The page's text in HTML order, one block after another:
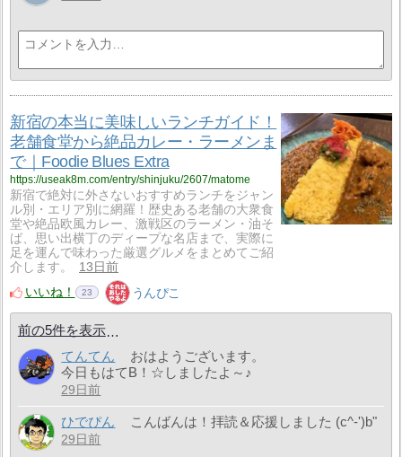
新宿の本当に美味しいランチガイド！
老舗食堂から絶品カレー・ラーメンま
で｜Foodie Blues Extra
https://useak8m.com/entry/shinjuku/2607/matome
新宿で絶対に外さないおすすめランチをジャン
ル別・エリア別に網羅！歴史ある老舗の大衆食
堂や絶品欧風カレー、激戦区のラーメン・油そ
ば、思い出横丁のディープな名店まで、実際に
足を運んで味わった厳選グルメをまとめてご紹
介します。
13日前
いいね！
23 うんぴこ
前の5件を表示
てんてん
おはようございます。
今日もはてB！☆しましたよ～♪
29日前
ひでぴん こんばんは！拝読＆応援しました (c^-')b"
29日前